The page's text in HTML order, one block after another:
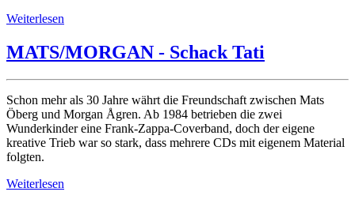
Weiterlesen
MATS/MORGAN - Schack Tati
Schon mehr als 30 Jahre währt die Freundschaft zwischen Mats
Öberg und Morgan Ågren. Ab 1984 betrieben die zwei
Wunderkinder eine Frank-Zappa-Coverband, doch der eigene
kreative Trieb war so stark, dass mehrere CDs mit eigenem Material
folgten.
Weiterlesen